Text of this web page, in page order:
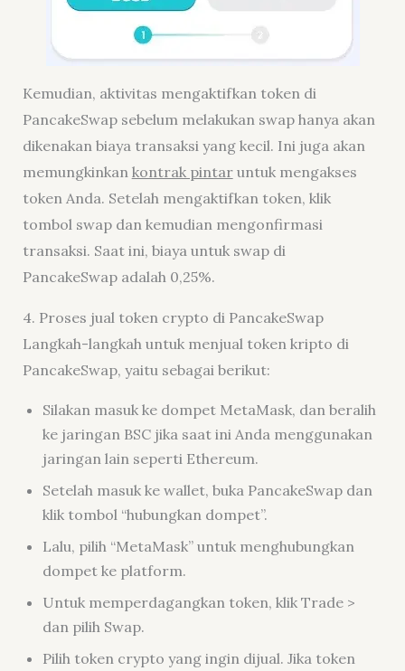
Kemudian, aktivitas mengaktifkan token di
PancakeSwap sebelum melakukan swap hanya akan
dikenakan biaya transaksi yang kecil. Ini juga akan
memungkinkan kontrak pintaruntuk mengakses
token Anda. Setelah mengaktifkan token, klik
tombol swap dan kemudian mengonfirmasi
transaksi. Saat ini, biaya untuk swap di
PancakeSwap adalah 0,25%.
4. Proses jual token crypto di PancakeSwap
Langkah-langkah untuk menjual token kripto di
PancakeSwap, yaitu sebagai berikut:
Silakan masuk ke dompet MetaMask, dan beralih
ke jaringan BSC jika saat ini Anda menggunakan
jaringan lain seperti Ethereum.
Setelah masuk ke wallet, buka PancakeSwap dan
klik tombol “hubungkan dompet”.
Lalu, pilih “MetaMask” untuk menghubungkan
dompet ke platform.
Untuk memperdagangkan token, klik Trade >
dan pilih Swap.
Pilih token crypto yang ingin dijual. Jika token